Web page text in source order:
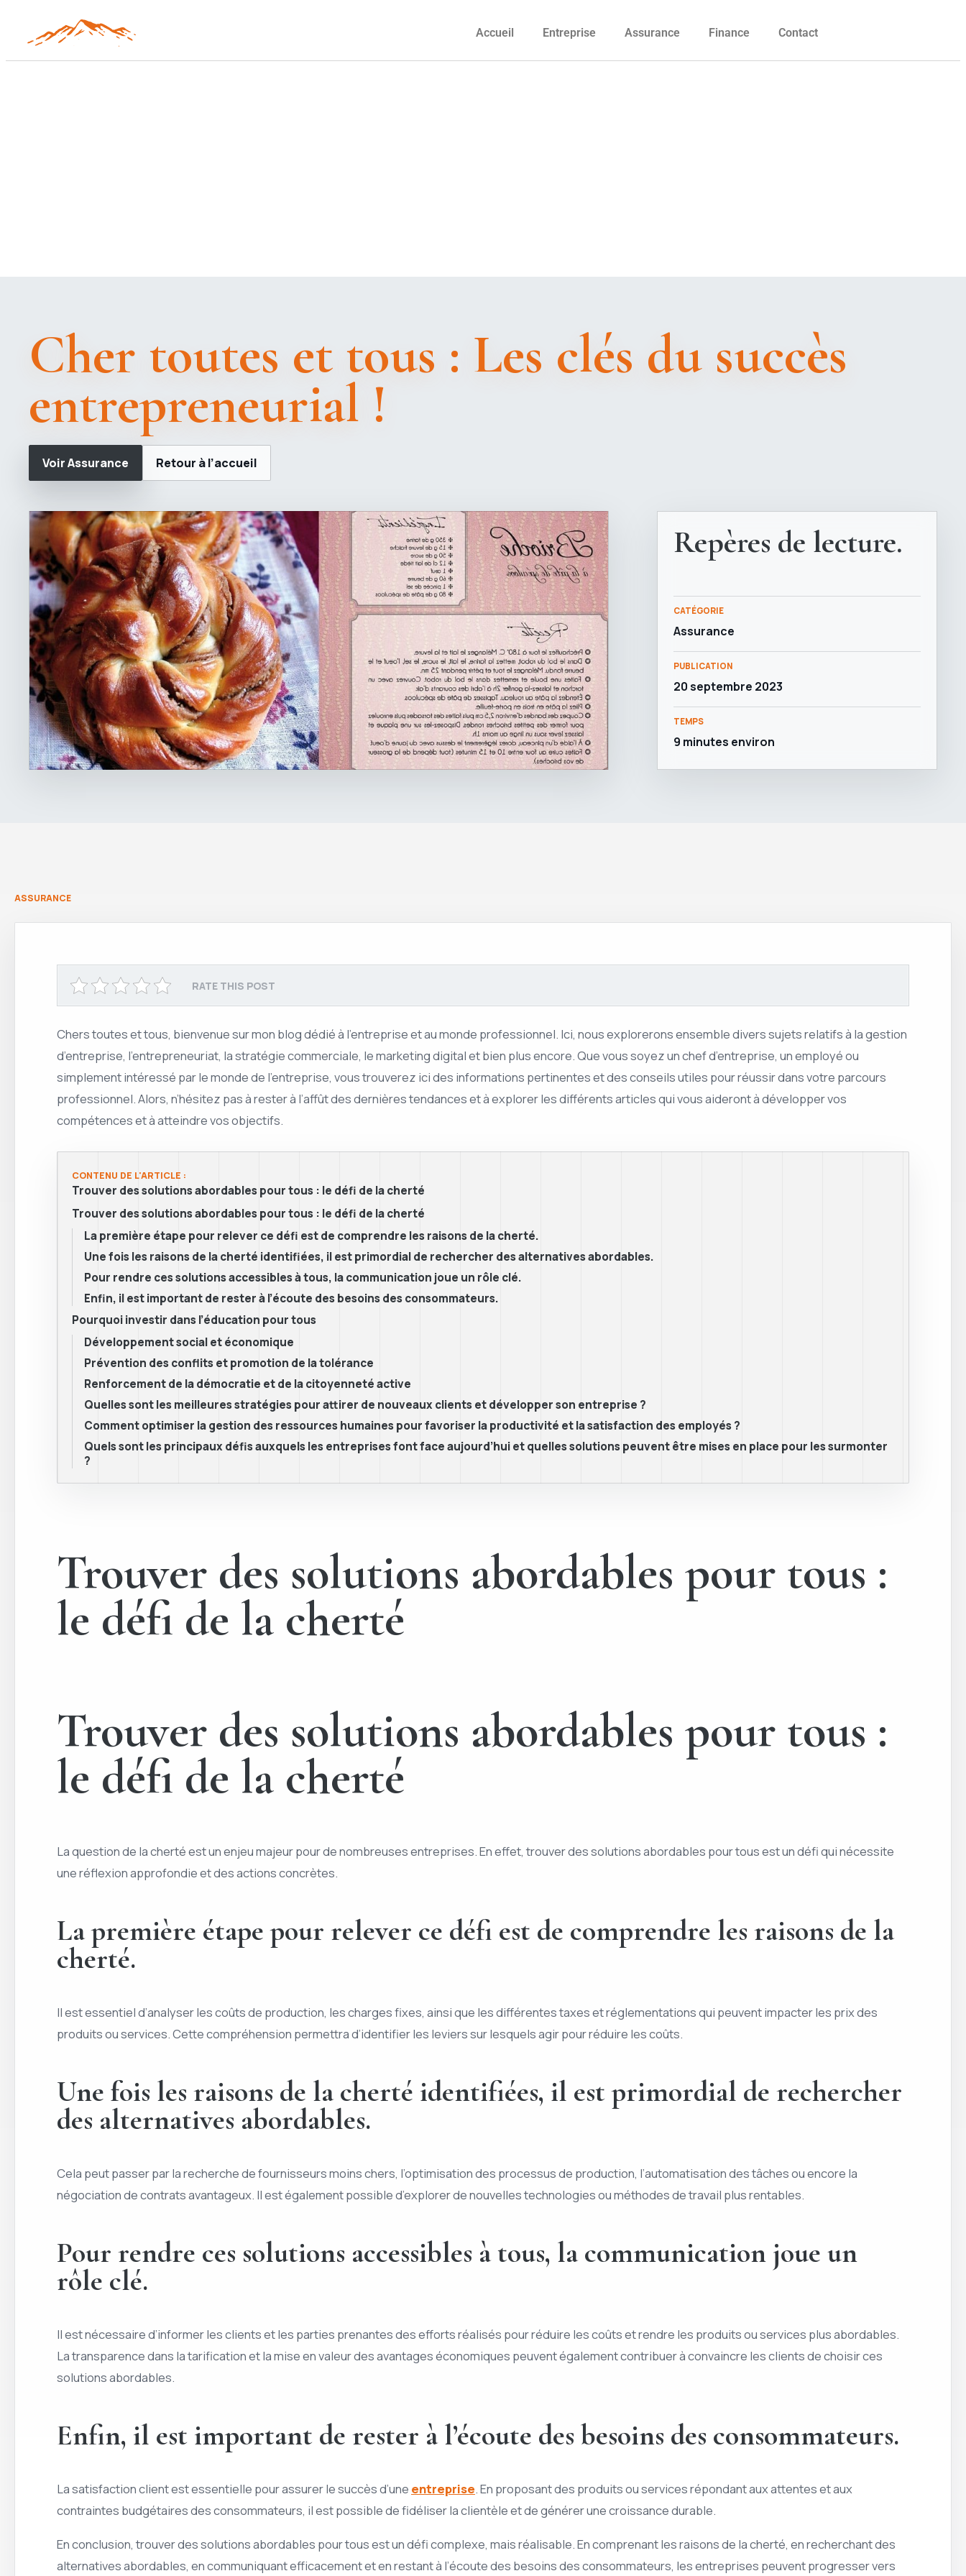
Accueil Entreprise Assurance Finance Contact
Cher toutes et tous : Les clés du succès
entrepreneurial !
Voir Assurance Retour à l’accueil
Repères de lecture.
CATÉGORIE
Assurance
PUBLICATION
20 septembre 2023
TEMPS
9 minutes environ
ASSURANCE
RATE THIS POST
Chers toutes et tous, bienvenue sur mon blog dédié à l’entreprise et au monde professionnel. Ici, nous explorerons ensemble divers sujets relatifs à la gestion
d’entreprise, l’entrepreneuriat, la stratégie commerciale, le marketing digital et bien plus encore. Que vous soyez un chef d’entreprise, un employé ou
simplement intéressé par le monde de l’entreprise, vous trouverez ici des informations pertinentes et des conseils utiles pour réussir dans votre parcours
professionnel. Alors, n’hésitez pas à rester à l’affût des dernières tendances et à explorer les différents articles qui vous aideront à développer vos
compétences et à atteindre vos objectifs.
CONTENU DE L'ARTICLE :
Trouver des solutions abordables pour tous : le défi de la cherté
Trouver des solutions abordables pour tous : le défi de la cherté
La première étape pour relever ce défi est de comprendre les raisons de la cherté.
Une fois les raisons de la cherté identifiées, il est primordial de rechercher des alternatives abordables.
Pour rendre ces solutions accessibles à tous, la communication joue un rôle clé.
Enfin, il est important de rester à l’écoute des besoins des consommateurs.
Pourquoi investir dans l’éducation pour tous
Développement social et économique
Prévention des conflits et promotion de la tolérance
Renforcement de la démocratie et de la citoyenneté active
Quelles sont les meilleures stratégies pour attirer de nouveaux clients et développer son entreprise ?
Comment optimiser la gestion des ressources humaines pour favoriser la productivité et la satisfaction des employés ?
Quels sont les principaux défis auxquels les entreprises font face aujourd’hui et quelles solutions peuvent être mises en place pour les surmonter
?
Trouver des solutions abordables pour tous :
le défi de la cherté
Trouver des solutions abordables pour tous :
le défi de la cherté
La question de la cherté est un enjeu majeur pour de nombreuses entreprises. En effet, trouver des solutions abordables pour tous est un défi qui nécessite
une réflexion approfondie et des actions concrètes.
La première étape pour relever ce défi est de comprendre les raisons de la
cherté.
Il est essentiel d’analyser les coûts de production, les charges fixes, ainsi que les différentes taxes et réglementations qui peuvent impacter les prix des
produits ou services. Cette compréhension permettra d’identifier les leviers sur lesquels agir pour réduire les coûts.
Une fois les raisons de la cherté identifiées, il est primordial de rechercher
des alternatives abordables.
Cela peut passer par la recherche de fournisseurs moins chers, l’optimisation des processus de production, l’automatisation des tâches ou encore la
négociation de contrats avantageux. Il est également possible d’explorer de nouvelles technologies ou méthodes de travail plus rentables.
Pour rendre ces solutions accessibles à tous, la communication joue un
rôle clé.
Il est nécessaire d’informer les clients et les parties prenantes des efforts réalisés pour réduire les coûts et rendre les produits ou services plus abordables.
La transparence dans la tarification et la mise en valeur des avantages économiques peuvent également contribuer à convaincre les clients de choisir ces
solutions abordables.
Enfin, il est important de rester à l’écoute des besoins des consommateurs.
La satisfaction client est essentielle pour assurer le succès d’une entreprise. En proposant des produits ou services répondant aux attentes et aux
contraintes budgétaires des consommateurs, il est possible de fidéliser la clientèle et de générer une croissance durable.
En conclusion, trouver des solutions abordables pour tous est un défi complexe, mais réalisable. En comprenant les raisons de la cherté, en recherchant des
alternatives abordables, en communiquant efficacement et en restant à l’écoute des besoins des consommateurs, les entreprises peuvent progresser vers